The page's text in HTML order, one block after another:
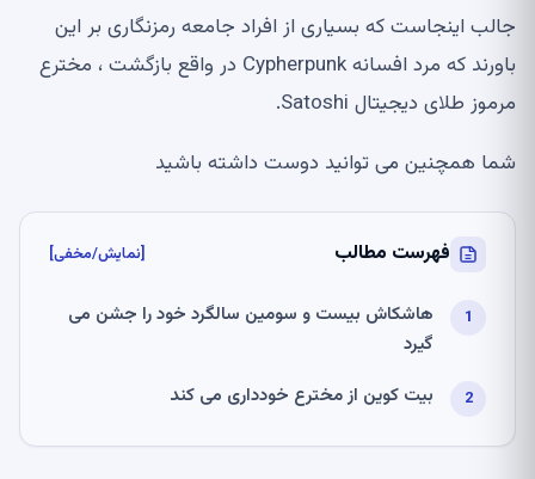
جالب اینجاست که بسیاری از افراد جامعه رمزنگاری بر این
باورند که مرد افسانه Cypherpunk در واقع بازگشت ، مخترع
مرموز طلای دیجیتال Satoshi.
شما همچنین می توانید دوست داشته باشید
فهرست مطالب [نمایش/مخفی]
هاشکاش بیست و سومین سالگرد خود را جشن می
گیرد
بیت کوین از مخترع خودداری می کند